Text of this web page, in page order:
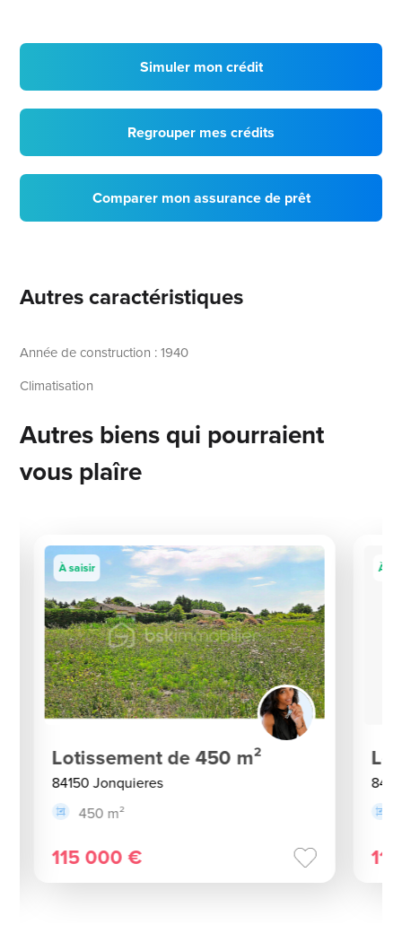
Simuler mon crédit
Regrouper mes crédits
Comparer mon assurance de prêt
Autres caractéristiques
Année de construction : 1940
Climatisation
Autres biens qui pourraient
vous plaîre
À saisir
Lotissement de 450 m²
84150 Jonquieres
450 m²
115 000 €
À